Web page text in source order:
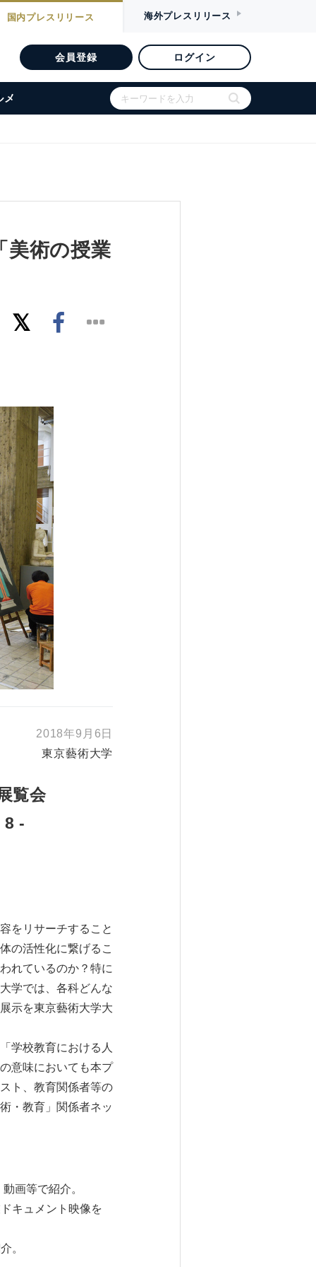
国内プレスリリース 海外プレスリリース
会員登録 ログイン
メ
美術の授業
2018年9月6日
東京藝術大学
覧会
8 -
をリサーチすること
の活性化に繋げるこ
れているのか？特に
学では、各科どんな
示を東京藝術大学大
学校教育における人
意味においても本プ
ト、教育関係者等の
・教育」関係者ネッ
画等で紹介。
キュメント映像を
。